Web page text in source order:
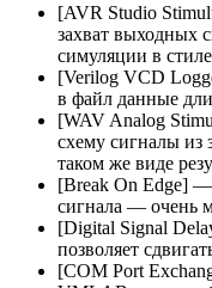
[AVR Studio
захват выходных
симуляции в
[Verilog VCD
в файл данные
[WAV Analog
схему сигналы из
таком же виде
[Break On Edge]
сигнала — очень
[Digital Signal
позволяет
[COM Port